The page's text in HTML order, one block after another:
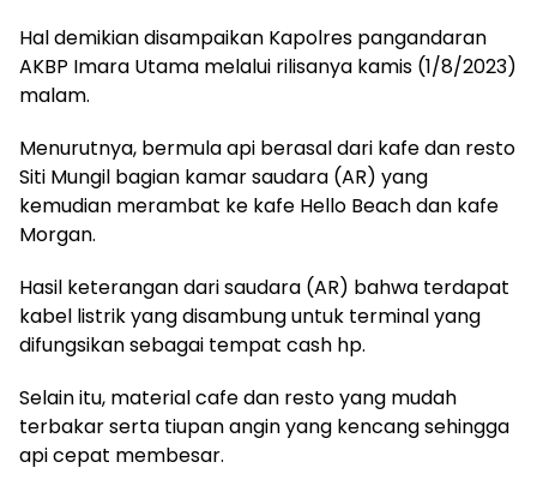
Hal demikian disampaikan Kapolres pangandaran
AKBP Imara Utama melalui rilisanya kamis (1/8/2023)
malam.
Menurutnya, bermula api berasal dari kafe dan resto
Siti Mungil bagian kamar saudara (AR) yang
kemudian merambat ke kafe Hello Beach dan kafe
Morgan.
Hasil keterangan dari saudara (AR) bahwa terdapat
kabel listrik yang disambung untuk terminal yang
difungsikan sebagai tempat cash hp.
Selain itu, material cafe dan resto yang mudah
terbakar serta tiupan angin yang kencang sehingga
api cepat membesar.